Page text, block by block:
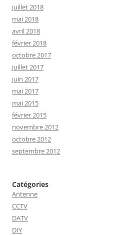
juillet 2018
mai 2018
avril 2018
février 2018
octobre 2017
juillet 2017
juin 2017
mai 2017
mai 2015
février 2015
novembre 2012
octobre 2012
septembre 2012
Catégories
Antenne
CCTV
DATV
DIY